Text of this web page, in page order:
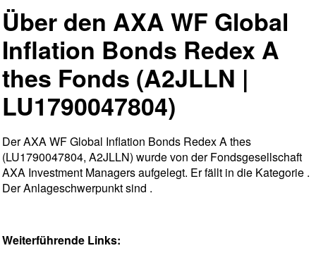
Über den AXA WF Global
Inflation Bonds Redex A
thes Fonds (A2JLLN |
LU1790047804)
Der AXA WF Global Inflation Bonds Redex A thes
(LU1790047804, A2JLLN) wurde von der Fondsgesellschaft
AXA Investment Managers aufgelegt. Er fällt in die Kategorie .
Der Anlageschwerpunkt sind .
Weiterführende Links: